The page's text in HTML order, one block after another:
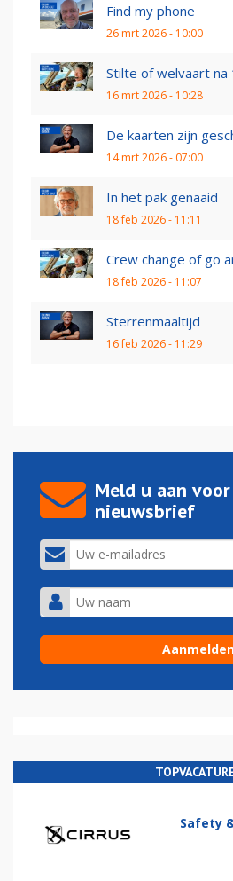
Find my phone
26 mrt 2026 - 10:00
Stilte of welvaart na
16 mrt 2026 - 10:28
De kaarten zijn
14 mrt 2026 - 07:00
In het pak genaaid
18 feb 2026 - 11:11
Crew change of go
18 feb 2026 - 11:07
Sterrenmaaltijd
16 feb 2026 - 11:29
Meld u aan
nieuwsbrief
Safety